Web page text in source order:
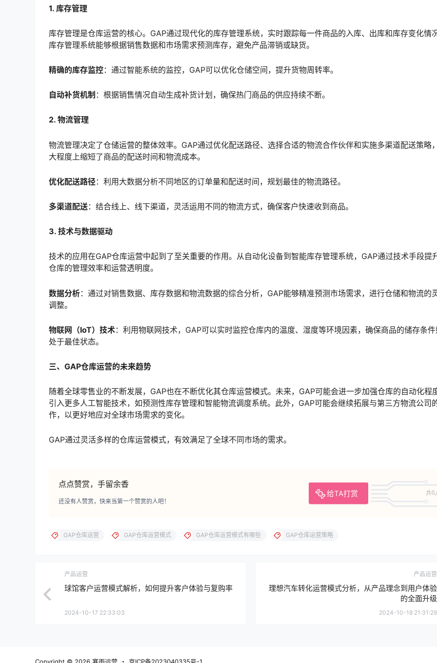
1. 库存管理
库存管理是仓库运营的核心。GAP通过现代化的库存管理系统，实时跟踪每一件商品的入库、出库和库存变化情况
库存管理系统能够根据销售数据和市场需求预测库存，避免产品滞销或缺货。
精确的库存监控：通过智能系统的监控，GAP可以优化仓储空间，提升货物周转率。
自动补货机制 ：根据销售情况自动生成补货计划，确保热门商品的供应持续不断。
2. 物流管理
物流管理决定了仓储运营的整体效率。GAP通过优化配送路径、选择合适的物流合作伙伴和实施多渠道配送策略
大程度上缩短了商品的配送时间和物流成本。
优化配送路径：利用大数据分析不同地区的订单量和配送时间，规划最佳的物流路径。
多渠道配送：结合线上、线下渠道，灵活运用不同的物流方式，确保客户快速收到商品。
3. 技术与数据驱动
技术的应用在GAP仓库运营中起到了至关重要的作用。从自动化设备到智能库存管理系统，GAP通过技术手段提
仓库的管理效率和运营透明度。
数据分析：通过对销售数据、库存数据和物流数据的综合分析，GAP能够精准预测市场需求，进行仓储和物流的
调整。
物联网（IoT）技术：利用物联网技术，GAP可以实时监控仓库内的温度、湿度等环境因素，确保商品的储存条
处于最佳状态。
三、GAP仓库运营的未来趋势
随着全球零售业的不断发展，GAP也在不断优化其仓库运营模式。未来，GAP可能会进一步加强仓库的自动化程度
引入更多人工智能技术，如预测性库存管理和智能物流调度系统。此外，GAP可能会继续拓展与第三方物流公司
作，以更好地应对全球市场需求的变化。
GAP通过灵活多样的仓库运营模式，有效满足了全球不同市场的需求。
点点赞赏，手留余香
给TA打赏 共0
还没有人赞赏，快来当第一个赞赏的人吧！
GAP仓库运营 GAP仓库运营模式 GAP仓库运营模式有哪些 GAP仓库运营策略
产品运营
球馆客户运营模式解析，如何提升客户体验与复购率
2024-10-17 22:33:03
产品运营
理想汽车转化运营模式分析，从产品理念到用户体验
的全面升级
2024-10-18 21:31:29